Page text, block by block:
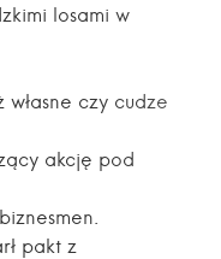
losami w
czy cudze
akcję pod
pakt z